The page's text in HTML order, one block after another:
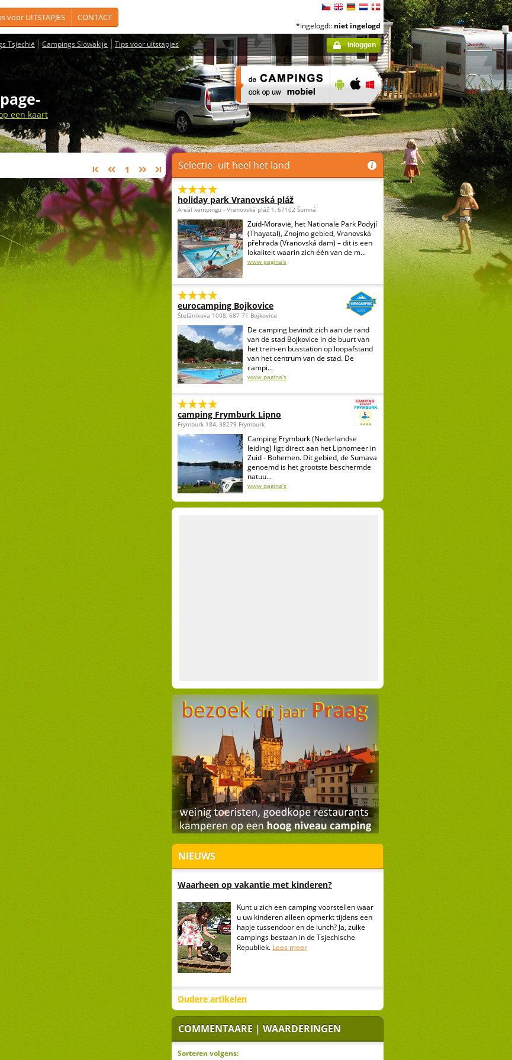
voor UITSTAPJES CONTACT
Tsjechië Campings Slowakije Tips voor uitstapjes
*ingelogd:: niet ingelogd
Inloggen
een kaart
1 Selectie- uit heel het land
holiday park Vranovská pláž
Areál kempingu - Vranovská pláž 1, 67102 Šumná
Zuid-Moravië, het Nationale Park Podyjí
(Thayatal), Znojmo gebied, Vranovská
přehrada (Vranovská dam) – dit is een
lokaliteit waarin zich één van de m...
www pagina's
eurocamping Bojkovice
Štefánikova 1008, 687 71 Bojkovice
De camping bevindt zich aan de rand
van de stad Bojkovice in de buurt van
het trein-en busstation op loopafstand
van het centrum van de stad. De
campi...
www pagina's
camping Frymburk Lipno
Frymburk 184, 38279 Frymburk
Camping Frymburk (Nederlandse
leiding) ligt direct aan het Lipnomeer in
Zuid - Bohemen. Dit gebied, de Sumava
genoemd is het grootste beschermde
natuu...
www pagina's
NIEUWS
Waarheen op vakantie met kinderen?
Kunt u zich een camping voorstellen waar
u uw kinderen alleen opmerkt tijdens een
hapje tussendoor en de lunch? Ja, zulke
campings bestaan in de Tsjechische
Republiek. Lees meer
Oudere artikelen
COMMENTAARE | WAARDERINGEN
Sorteren volgens: